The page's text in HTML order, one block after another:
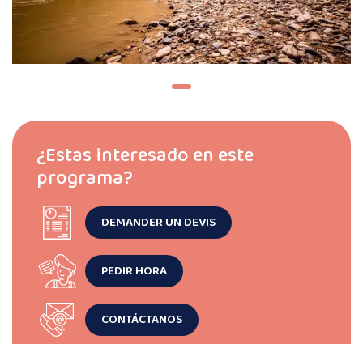
¿Estas interesado en este
programa?
DEMANDER UN DEVIS
PEDIR HORA
CONTÁCTANOS